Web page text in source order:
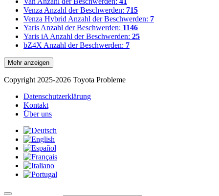
Venza Anzahl der Beschwerden: 715
Venza Hybrid Anzahl der Beschwerden: 7
Yaris Anzahl der Beschwerden: 1146
Yaris iA Anzahl der Beschwerden: 25
bZ4X Anzahl der Beschwerden: 7
Mehr anzeigen
Copyright 2025-2026 Toyota Probleme
Datenschutzerklärung
Kontakt
Über uns